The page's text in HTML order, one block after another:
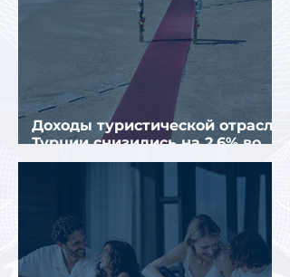
Доходы туристической отрасли
Турции снизились на 2,6% во
втором квартале 2026 года